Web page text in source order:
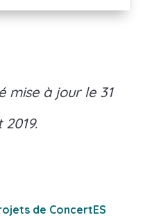
mise à jour le 31
2019.
de ConcertES